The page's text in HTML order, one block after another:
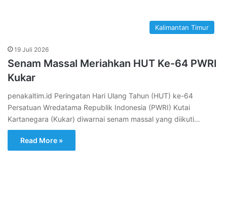
Kalimantan Timur
19 Juli 2026
Senam Massal Meriahkan HUT Ke-64 PWRI
Kukar
penakaltim.id Peringatan Hari Ulang Tahun (HUT) ke-64
Persatuan Wredatama Republik Indonesia (PWRI) Kutai
Kartanegara (Kukar) diwarnai senam massal yang diikuti…
Read More »